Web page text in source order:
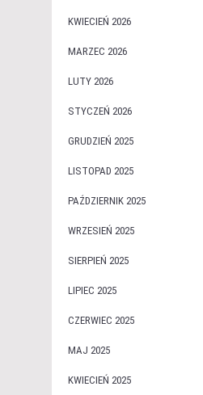
KWIECIEŃ 2026
MARZEC 2026
LUTY 2026
STYCZEŃ 2026
GRUDZIEŃ 2025
LISTOPAD 2025
PAŹDZIERNIK 2025
WRZESIEŃ 2025
SIERPIEŃ 2025
LIPIEC 2025
CZERWIEC 2025
MAJ 2025
KWIECIEŃ 2025